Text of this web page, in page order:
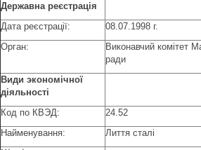
Державнареєстрація
Дата реєстрації:
08.07.1998 г.
Орган:
Виконавчий комітет
ради
Види экономічної
діяльності
Код по КВЭД:
24.52
Найменування:
Лиття сталі